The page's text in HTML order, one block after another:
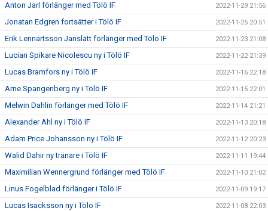
Anton Jarl förlänger med Tölö IF 2022-11-29 21:56
Jonatan Edgren fortsätter i Tölö IF 2022-11-25 20:51
Erik Lennartsson Janslätt förlänger med Tölö IF 2022-11-23 21:08
Lucian Spikare Nicolescu ny i Tölö IF 2022-11-22 21:39
Lucas Bramfors ny i Tölö IF 2022-11-16 22:18
Arne Spangenberg ny i Tölö IF 2022-11-15 22:01
Melwin Dahlin förlänger med Tölö IF 2022-11-14 21:21
Alexander Ahl ny i Tölö IF 2022-11-13 20:18
Adam Price Johansson ny i Tölö IF 2022-11-12 20:23
Walid Dahir ny tränare i Tölö IF 2022-11-11 19:44
Maximilian Wennergrund förlänger med Tölö IF 2022-11-10 21:02
Linus Fogelblad förlänger i Tölö IF 2022-11-09 19:17
Lucas Isacksson ny i Tölö IF 2022-11-08 22:03